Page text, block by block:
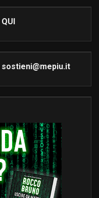
QUI
sostieni@mepiu.it